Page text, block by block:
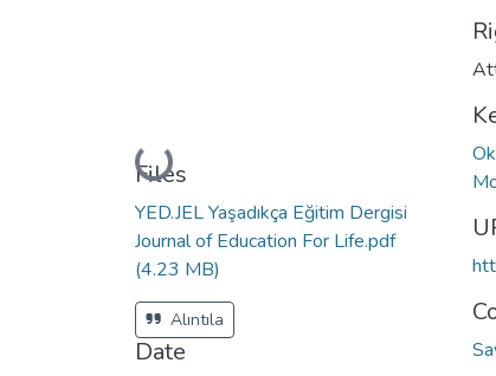
Loading...
Files
YED.JEL Yaşadıkça Eğitim Dergisi
Journal of Education For Life.pdf
(4.23 MB)
Alıntıla
Date